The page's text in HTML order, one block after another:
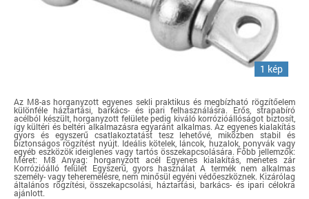
1 kép
Az M8-as horganyzott egyenes sekli praktikus és megbízható rögzítőelem
különféle háztartási, barkács- és ipari felhasználásra. Erős, strapabíró
acélból készült, horganyzott felülete pedig kiváló korrózióállóságot biztosít,
így kültéri és beltéri alkalmazásra egyaránt alkalmas. Az egyenes kialakítás
gyors és egyszerű csatlakoztatást tesz lehetővé, miközben stabil és
biztonságos rögzítést nyújt. Ideális kötelek, láncok, huzalok, ponyvák vagy
egyéb eszközök ideiglenes vagy tartós összekapcsolására. Főbb jellemzők:
Méret: M8 Anyag: horganyzott acél Egyenes kialakítás, menetes zár
Korrózióálló felület Egyszerű, gyors használat A termék nem alkalmas
személy- vagy teheremelésre, nem minősül egyéni védőeszköznek. Kizárólag
általános rögzítési, összekapcsolási, háztartási, barkács- és ipari célokra
ajánlott.